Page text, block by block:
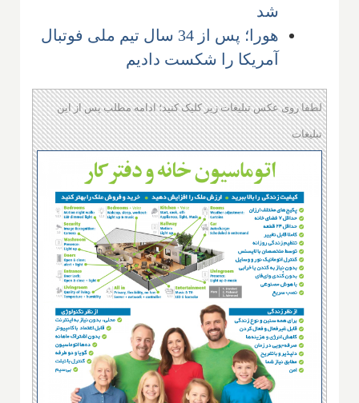
شد
هورا؛ پس از 34 سال تیم ملی فوتبال
آمریکا را شکست دادیم
لطفا روی عکس تبلیغات زیر کلیک کنید؛ ادامه مطلب پس از این
تبلیغات